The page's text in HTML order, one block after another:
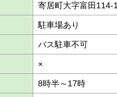
寄居町大字富田114-1
駐車場あり
バス駐車不可
×
8時半～17時